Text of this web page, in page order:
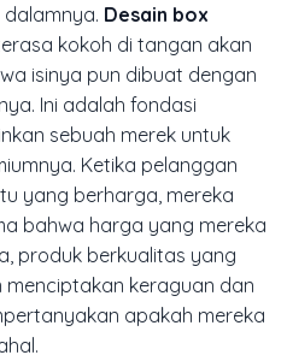
Desain box
kokoh di tangan akan
isinya pun dibuat dengan
Ini adalah fondasi
sebuah merek untuk
Ketika pelanggan
yang berharga, mereka
bahwa harga yang mereka
produk berkualitas yang
keraguan dan
apakah mereka